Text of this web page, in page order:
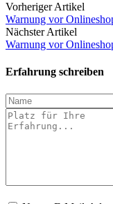
Vorheriger Artikel
Warnung vor
Nächster Artikel
Warnung vor
Erfahrung schreiben